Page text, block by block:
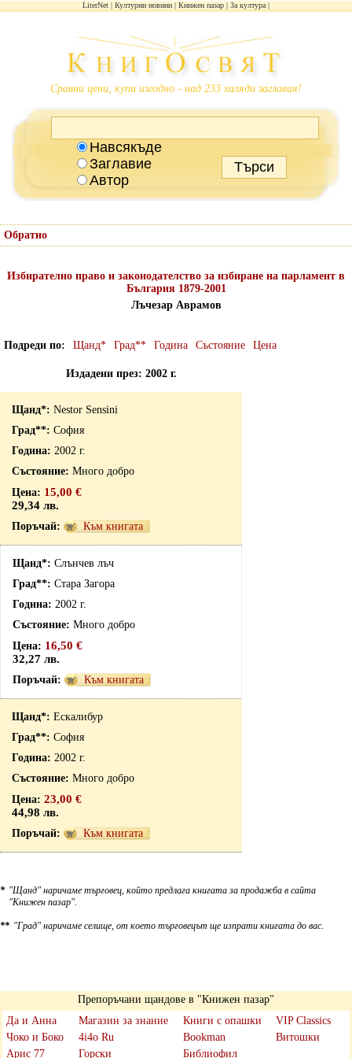
LiterNet Културни новини Книжен пазар За култура
Сравни цени, купи изгодно - над 233 хиляди заглавия!
Навсякъде
Заглавие
Автор
Обратно
Избирателно право и законодателство за избиране на парламент в
България 1879-2001
Лъчезар Аврамов
Подреди по Щанд* Град** Година Състояние Цена
Издадени през: 2002 г.
Nestor Sensini
София
2002 г.
Много добро
15,00 €
29,34 лв.
Към книгата
Слънчев лъч
Стара Загора
2002 г.
Много добро
16,50 €
32,27 лв.
Към книгата
Ескалибур
София
2002 г.
Много добро
23,00 €
44,98 лв.
Към книгата
* "Щанд" наричаме търговец, който предлага книгата за продажба в сайта
"Книжен пазар".
** "Град" наричаме селище, от което търговецът ще изпрати книгата до вас.
Препоръчани щандове в "Книжен пазар"
Да и Анна
Чоко и Боко
Арис 77
Магазин за знание
4i4o Ru
Горски
Книги с опашки
Bookman
Библиофил
VIP Classics
Витошки